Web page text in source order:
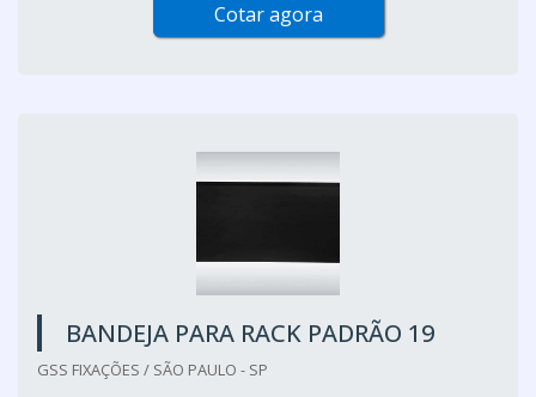
Cotar agora
BANDEJA PARA RACK PADRÃO 19
GSS FIXAÇÕES / SÃO PAULO - SP